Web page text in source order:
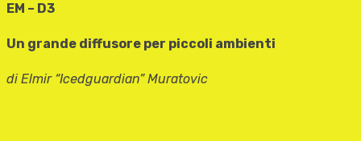
EM – D3
Un grande diffusore per piccoli ambienti
di Elmir “Icedguardian” Muratovic